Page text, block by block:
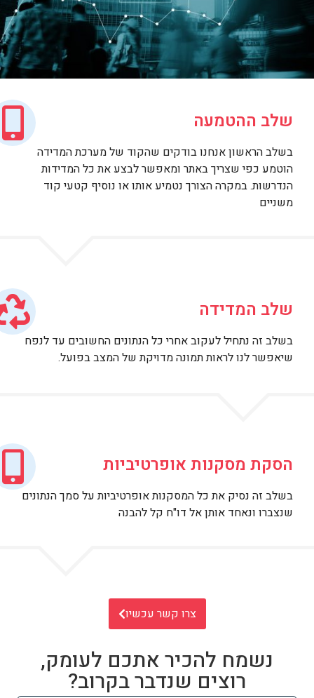
שלב ההטמעה
בשלב הראשון אנחנו בודקים שהקוד של מערכת המדידה
הוטמע כפי שצריך באתר ומאפשר לבצע את כל המדידות
הנדרשות. במקרה הצורך נטמיע אותו או נוסיף קטעי קוד
משניים
שלב המדידה
בשלב זה נתחיל לעקוב אחרי כל הנתונים החשובים עד לנפח
שיאפשר לנו לראות תמונה מדויקת של המצב בפועל.
הסקת מסקנות אופרטיביות
בשלב זה נסיק את כל המסקנות אופרטיביות על סמך הנתונים
שנצברו ונאחד אותן אל דו"ח קל להבנה
צרו קשר עכשיו
נשמח להכיר אתכם לעומק,
רוצים שנדבר בקרוב?